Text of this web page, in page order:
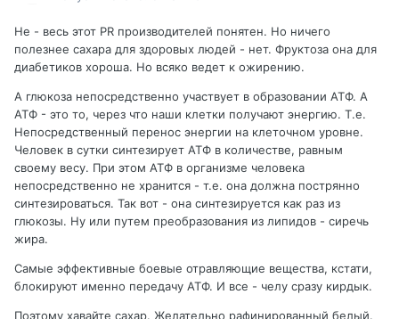
Не - весь этот PR производителей понятен. Но ничего
полезнее сахара для здоровых людей - нет. Фруктоза она для
диабетиков хороша. Но всяко ведет к ожирению.
А глюкоза непосредственно участвует в образовании АТФ. А
АТФ - это то, через что наши клетки получают энергию. Т.е.
Непосредственный перенос энергии на клеточном уровне.
Человек в сутки синтезирует АТФ в количестве, равным
своему весу. При этом АТФ в организме человека
непосредственно не хранится - т.е. она должна пострянно
синтезироваться. Так вот - она синтезируется как раз из
глюкозы. Ну или путем преобразования из липидов - сиречь
жира.
Самые эффективные боевые отравляющие вещества, кстати,
блокируют именно передачу АТФ. И все - челу сразу кирдык.
Поэтому хавайте сахар. Желательно рафинированный белый.